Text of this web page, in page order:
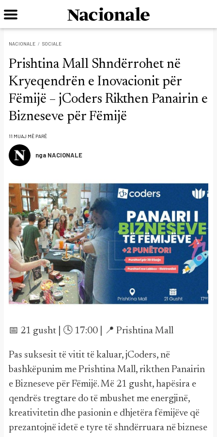
NACIONALE SOCIALE
Prishtina Mall Shndërrohet në
Kryeqendrën e Inovacionit për
Fëmijë – jCoders Rikthen Panairin e
Bizneseve për Fëmijë
11 MUAJ MË PARË
nga NACIONALE
📅 21 gusht | 🕓 17:00 | 📍 Prishtina Mall
Pas suksesit të vitit të kaluar, jCoders, në
bashkëpunim me Prishtina Mall, rikthen Panairin
e Bizneseve për Fëmijë. Më 21 gusht, hapësira e
qendrës tregtare do të mbushet me energjinë,
kreativitetin dhe pasionin e dhjetëra fëmijëve që
prezantojnë idetë e tyre të shndërruara në biznese